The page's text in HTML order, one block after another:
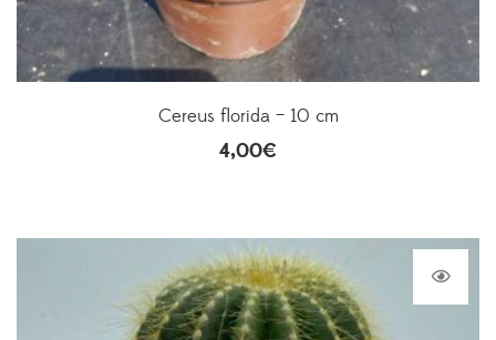
Cereus florida – 10 cm
4,00€